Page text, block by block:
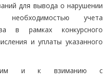
для вывода о нарушении
необходимостью учета
в рамках конкурсного
и уплаты указанного
и к взиманию с